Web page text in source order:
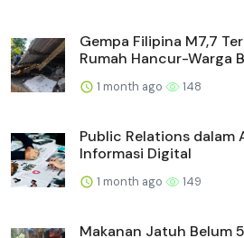
Gempa Filipina M7,7
Rumah Hancur-Warga
1 month ago 148
Public Relations dalam
Informasi Digital
1 month ago 149
Makanan Jatuh Belum